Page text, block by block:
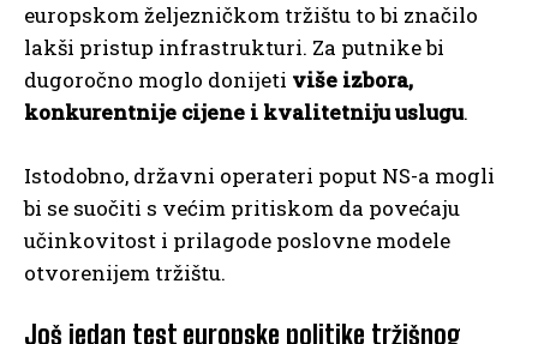
europskom željezničkom tržištu to bi značilo
lakši pristup infrastrukturi. Za putnike bi
dugoročno moglo donijeti više izbora,
konkurentnije cijene i kvalitetniju uslugu.
Istodobno, državni operateri poput NS-a mogli
bi se suočiti s većim pritiskom da povećaju
učinkovitost i prilagode poslovne modele
otvorenijem tržištu.
Još jedan test europske politike tržišnog